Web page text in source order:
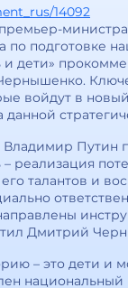
14092
подготовке
дети»
войдут в
данной
Путин
реализация
талантов и
Дмитрий
– это дети и
национальный